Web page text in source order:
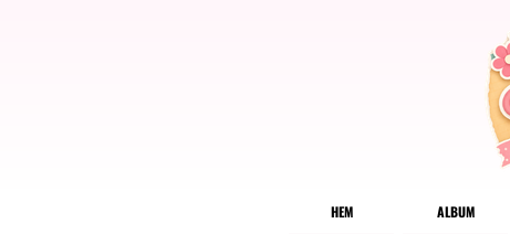
HEM ALBUM